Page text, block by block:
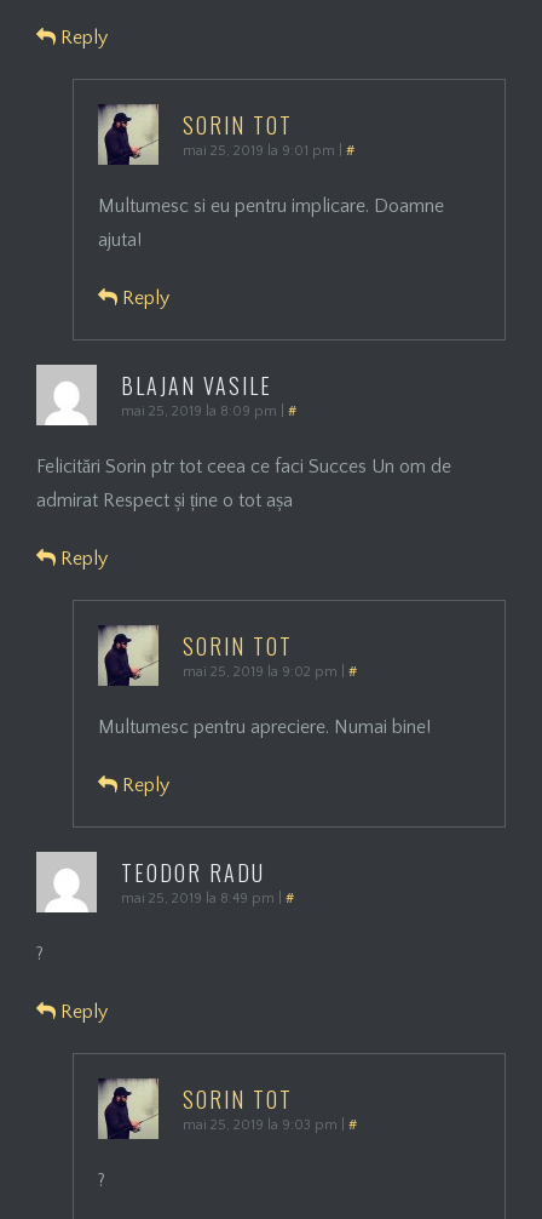
Reply
SORIN TOT
mai 25, 2019 la 9:01 pm #
Multumesc si eu pentru implicare. Doamne
ajuta!
Reply
BLAJAN VASILE
mai 25, 2019 la 8:09 pm #
Felicitări Sorin ptr tot ceea ce faci Succes Un om de
admirat Respect și ține o tot așa
Reply
SORIN TOT
mai 25, 2019 la 9:02 pm #
Multumesc pentru apreciere. Numai bine!
Reply
TEODOR RADU
mai 25, 2019 la 8:49 pm #
?
Reply
SORIN TOT
mai 25, 2019 la 9:03 pm #
?